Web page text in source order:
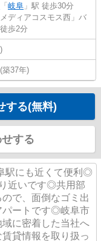
「 岐阜 」駅 徒歩30分
メディアコスモス西」バ
歩2分
築37年)
する(無料)
する
駅にも近くて便利◎
近いです◎共用部
で、面倒なゴミ出
パートです◎岐阜市
に密着した当社へ
貸情報を取り扱っ